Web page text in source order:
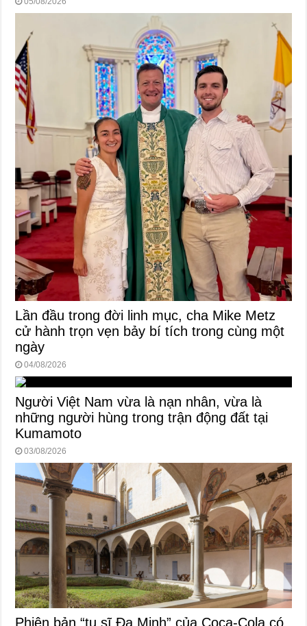
Lần đầu trong đời linh mục, cha Mike Metz
cử hành trọn vẹn bảy bí tích trong cùng một
ngày
04/08/2026
Người Việt Nam vừa là nạn nhân, vừa là
những người hùng trong trận động đất tại
Kumamoto
03/08/2026
Phiên bản “tu sĩ Đa Minh” của Coca-Cola có